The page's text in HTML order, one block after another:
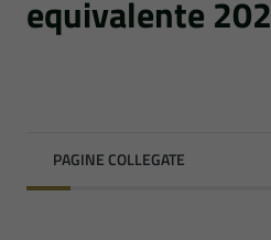
equivalente
PAGINE COLLEGATE